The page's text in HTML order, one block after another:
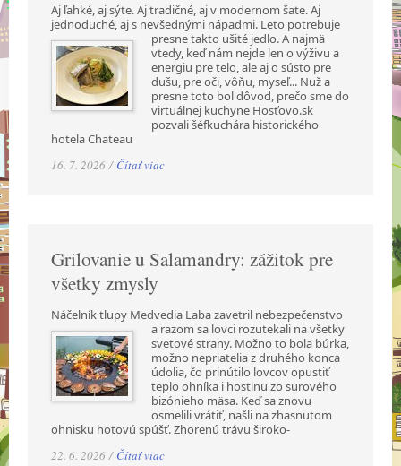
Aj ľahké, aj sýte. Aj tradičné, aj v modernom šate. Aj
jednoduché, aj s nevšednými nápadmi. Leto potrebuje
presne takto ušité jedlo. A najmä
vtedy, keď nám nejde len o výživu a
energiu pre telo, ale aj o sústo pre
dušu, pre oči, vôňu, myseľ... Nuž a
presne toto bol dôvod, prečo sme do
virtuálnej kuchyne Hosťovo.sk
pozvali šéfkuchára historického
hotela Chateau
16. 7. 2026 / Čítať viac
Grilovanie u Salamandry: zážitok pre
všetky zmysly
Náčelník tlupy Medvedia Laba zavetril nebezpečenstvo
a razom sa lovci rozutekali na všetky
svetové strany. Možno to bola búrka,
možno nepriatelia z druhého konca
údolia, čo prinútilo lovcov opustiť
teplo ohníka i hostinu zo surového
bizónieho mäsa. Keď sa znovu
osmelili vrátiť, našli na zhasnutom
ohnisku hotovú spúšť. Zhorenú trávu široko-
22. 6. 2026 / Čítať viac